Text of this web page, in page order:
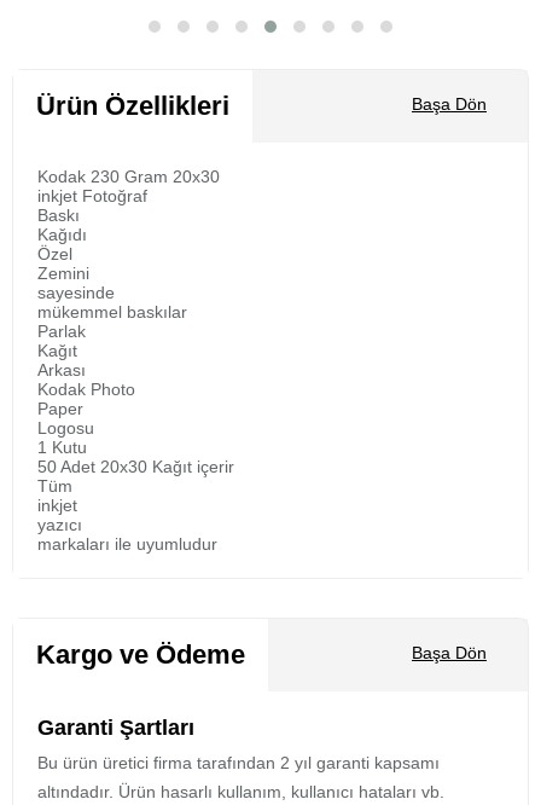
Ürün Özellikleri Başa Dön
Kodak 230 Gram 20x30
inkjet Fotoğraf
Baskı
Kağıdı
Özel
Zemini
sayesinde
mükemmel baskılar
Parlak
Kağıt
Arkası
Kodak Photo
Paper
Logosu
1 Kutu
50 Adet 20x30 Kağıt içerir
Tüm
inkjet
yazıcı
markaları ile uyumludur
Kargo ve Ödeme Başa Dön
Garanti Şartları
Bu ürün üretici firma tarafından 2 yıl garanti kapsamı
altındadır. Ürün hasarlı kullanım, kullanıcı hataları vb.